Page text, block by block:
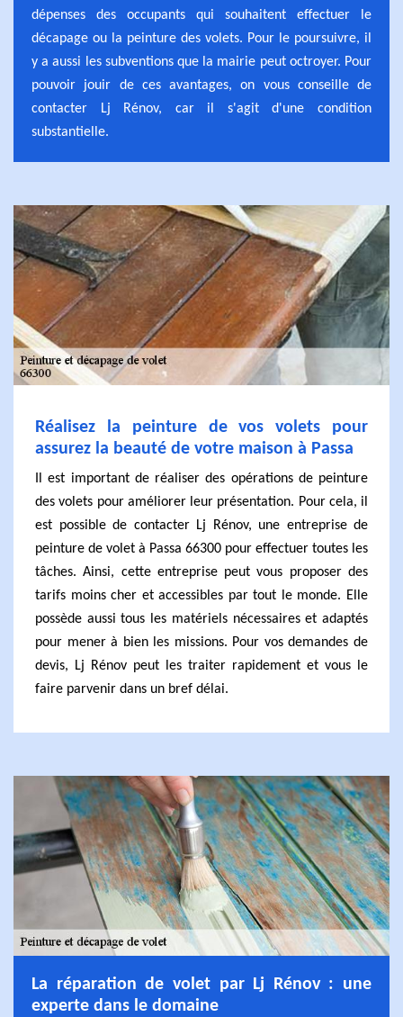
dépenses des occupants qui souhaitent effectuer le
décapage ou la peinture des volets. Pour le poursuivre, il
y a aussi les subventions que la mairie peut octroyer. Pour
pouvoir jouir de ces avantages, on vous conseille de
contacter Lj Rénov, car il s'agit d'une condition
substantielle.
Réalisez la peinture de vos volets pour
assurez la beauté de votre maison à Passa
Il est important de réaliser des opérations de peinture
des volets pour améliorer leur présentation. Pour cela, il
est possible de contacter Lj Rénov, une entreprise de
peinture de volet à Passa 66300 pour effectuer toutes les
tâches. Ainsi, cette entreprise peut vous proposer des
tarifs moins cher et accessibles par tout le monde. Elle
possède aussi tous les matériels nécessaires et adaptés
pour mener à bien les missions. Pour vos demandes de
devis, Lj Rénov peut les traiter rapidement et vous le
faire parvenir dans un bref délai.
La réparation de volet par Lj Rénov : une
experte dans le domaine